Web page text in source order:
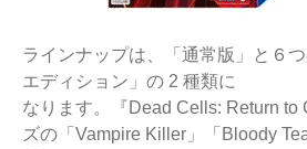
ラインナップは、「通常版」と６
エディション」の 2 種類に
なります。『Dead Cells: Return
ズの「Vampire Killer」「Bloody